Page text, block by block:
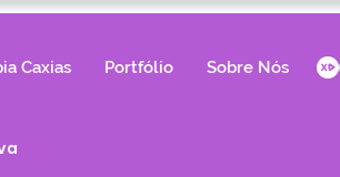
Caxias Portfólio Sobre Nós